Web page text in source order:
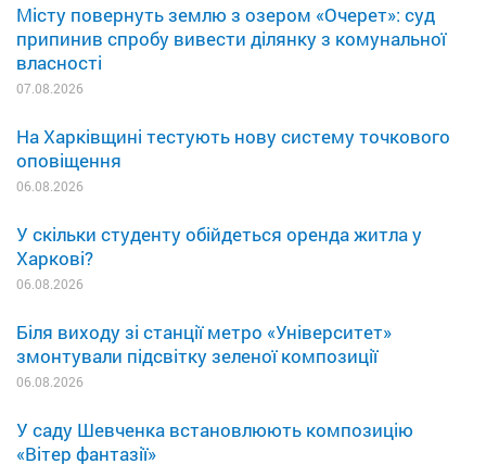
Місту повернуть землю з озером «Очерет»: суд
припинив спробу вивести ділянку з комунальної
власності
07.08.2026
На Харківщині тестують нову систему точкового
оповіщення
06.08.2026
У скільки студенту обійдеться оренда житла у
Харкові?
06.08.2026
Біля виходу зі станції метро «Університет»
змонтували підсвітку зеленої композиції
06.08.2026
У саду Шевченка встановлюють композицію
«Вітер фантазії»